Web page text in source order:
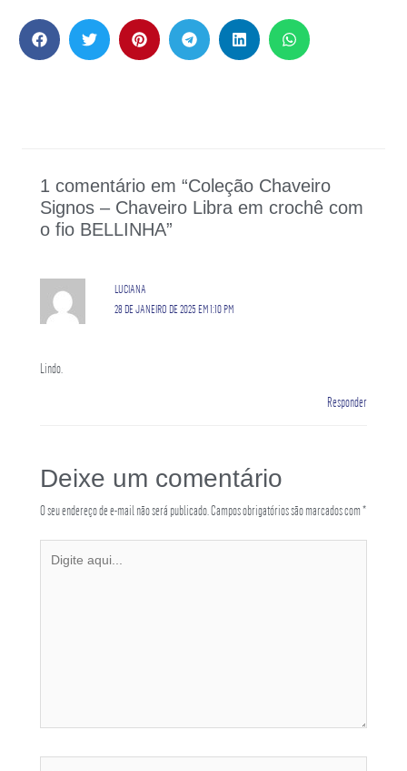
1 comentário em “Coleção Chaveiro
Signos – Chaveiro Libra em crochê com
o fio BELLINHA”
LUCIANA
28 DE JANEIRO DE 2025 EM 1:10 PM
Lindo.
Responder
Deixe um comentário
O seu endereço de e-mail não será publicado. Campos obrigatórios são marcados com*